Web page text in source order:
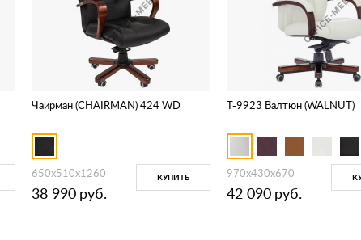
Чаирман (CHAIRMAN) 424 WD
650х510х1260
38 990 руб.
КУПИТЬ
T-9923 Валтюн (WALNUT)
970х430х670
42 090 руб.